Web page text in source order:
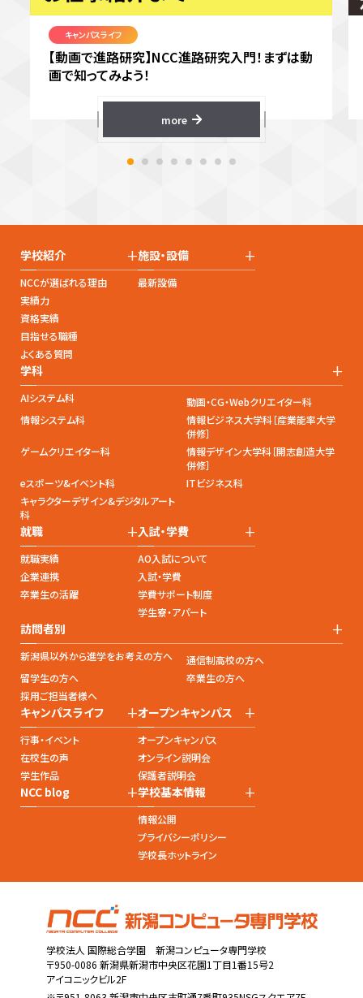
キャンパスライフ
【動画で進路研究】NCC進路研究入門！まずは動
画で知ってみよう！
more
学校紹介 +
NCCが選ばれる理由
実績力
資格実績
目指せる職種
よくある質問
施設・設備 +
最新設備
学科 +
AIシステム科
動画・CG・Webクリエイター科
情報システム科
情報ビジネス大学科［産業能率大学
併修］
ゲームクリエイター科
情報デザイン大学科［開志創造大学
併修］
eスポーツ&イベント科
ITビジネス科
キャラクターデザイン&デジタルアート
科
就職 +
就職実績
企業連携
卒業生の活躍
入試・学費 +
AO入試について
入試・学費
学費サポート制度
学生寮・アパート
訪問者別 +
新潟県以外から進学をお考えの方へ
通信制高校の方へ
留学生の方へ
卒業生の方へ
採用ご担当者様へ
キャンパスライフ +
行事・イベント
在校生の声
学生作品
オープンキャンパス +
オープンキャンパス
オンライン説明会
保護者説明会
NCC blog +学校基本情報 +
情報公開
プライバシーポリシー
学校長ホットライン
学校法人 国際総合学園 新潟コンピュータ専門学校
〒950-0086 新潟県新潟市中央区花園1丁目1番15号2
アイコニックビル2F